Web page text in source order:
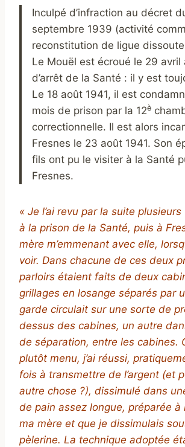
Inculpé d’infraction au décret
septembre 1939 (activité
reconstitution de ligue
Le Mouël est écroué le 29 avril
d’arrêt de la Santé : il y est
Le 18 août 1941, il est
mois de prison par la 12è
correctionnelle. Il est alors
Fresnes le 23 août 1941. Son
fils ont pu le visiter à la Santé
Fresnes.
« Je l’ai revu par la suite plusieurs
à la prison de la Santé, puis à
mère m’emmenant avec elle,
voir. Dans chacune de ces deux
parloirs étaient faits de deux
grillages en losange séparés par
garde circulait sur une sorte de
dessus des cabines, un autre
de séparation, entre les cabines.
plutôt menu, j’ai réussi,
fois à transmettre de l’argent (et
autre chose ?), dissimulé dans
de pain assez longue, préparée à
ma mère et que je dissimulais
pèlerine. La technique adoptée